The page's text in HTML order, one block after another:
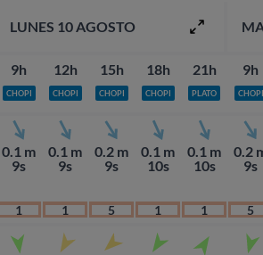
LUNES 10 AGOSTO
9h
CHOPI
0.1 m
9s
1
12h
CHOPI
0.1 m
9s
1
15h
CHOPI
0.2 m
9s
5
18h
CHOPI
0.1 m
10s
1
21h
PLATO
0.1 m
10s
1
9h
CHOPI
0.2
9s
5